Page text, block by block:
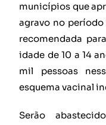
municípios que
agravo no
recomendada
idade de 10 a 14
mil pessoas
esquema vacinal
Serão